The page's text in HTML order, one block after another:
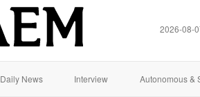
2026-08-
Daily News Interview Autonomous &